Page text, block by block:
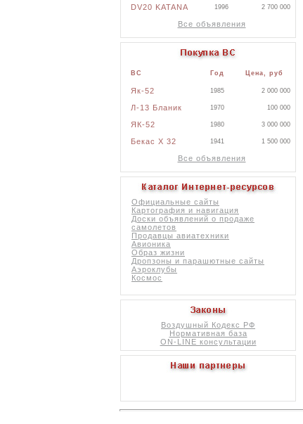
DV20 KATANA 1996 2 700 000
Все объявления
ВС Год Цена, руб
Як-52 1985 2 000 000
Л-13 Бланик 1970 100 000
ЯК-52 1980 3 000 000
Бекас X 32 1941 1 500 000
Все объявления
Официальные сайты
Картография и навигация
Доски объявлений о продаже
самолетов
Продавцы авиатехники
Авионика
Образ жизни
Дропзоны и парашютные сайты
Аэроклубы
Космос
Воздушный Кодекс РФ
Нормативная база
ON-LINE консультации